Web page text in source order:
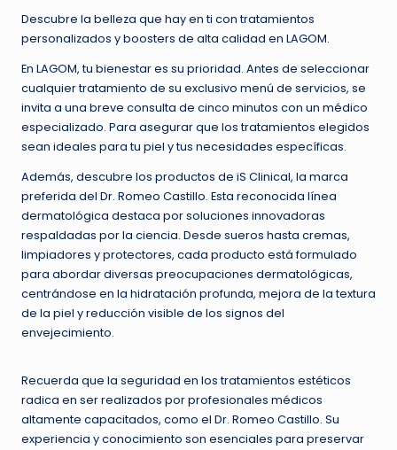
Descubre la belleza que hay en ti con tratamientos
personalizados y boosters de alta calidad en LAGOM.
En LAGOM, tu bienestar es su prioridad. Antes de seleccionar
cualquier tratamiento de su exclusivo menú de servicios, se
invita a una breve consulta de cinco minutos con un médico
especializado. Para asegurar que los tratamientos elegidos
sean ideales para tu piel y tus necesidades específicas.
Además, descubre los productos de iS Clinical, la marca
preferida del Dr. Romeo Castillo. Esta reconocida línea
dermatológica destaca por soluciones innovadoras
respaldadas por la ciencia. Desde sueros hasta cremas,
limpiadores y protectores, cada producto está formulado
para abordar diversas preocupaciones dermatológicas,
centrándose en la hidratación profunda, mejora de la textura
de la piel y reducción visible de los signos del
envejecimiento.
Recuerda que la seguridad en los tratamientos estéticos
radica en ser realizados por profesionales médicos
altamente capacitados, como el Dr. Romeo Castillo. Su
experiencia y conocimiento son esenciales para preservar